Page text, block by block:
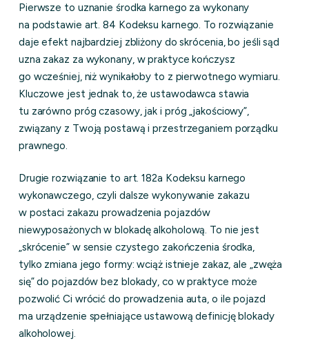
Pierwsze to uznanie środka karnego za wykonany
na podstawie art. 84 Kodeksu karnego. To rozwiązanie
daje efekt najbardziej zbliżony do skrócenia, bo jeśli sąd
uzna zakaz za wykonany, w praktyce kończysz
go wcześniej, niż wynikałoby to z pierwotnego wymiaru.
Kluczowe jest jednak to, że ustawodawca stawia
tu zarówno próg czasowy, jak i próg „jakościowy”,
związany z Twoją postawą i przestrzeganiem porządku
prawnego.
Drugie rozwiązanie to art. 182a Kodeksu karnego
wykonawczego, czyli dalsze wykonywanie zakazu
w postaci zakazu prowadzenia pojazdów
niewyposażonych w blokadę alkoholową. To nie jest
„skrócenie” w sensie czystego zakończenia środka,
tylko zmiana jego formy: wciąż istnieje zakaz, ale „zwęża
się” do pojazdów bez blokady, co w praktyce może
pozwolić Ci wrócić do prowadzenia auta, o ile pojazd
ma urządzenie spełniające ustawową definicję blokady
alkoholowej.